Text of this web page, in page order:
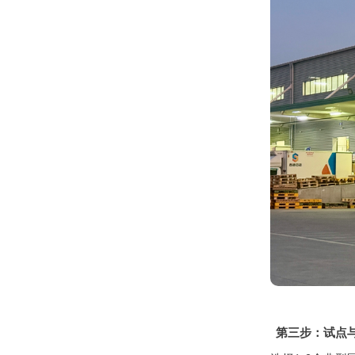
第三步：试点